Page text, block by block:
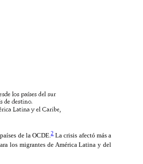
de la OCDE. 2La crisis afectó más a
los migrantes de América Latina y del